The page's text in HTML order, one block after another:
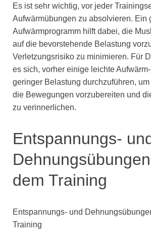
Es ist sehr wichtig, vor jeder
Aufwärmübungen zu absolvieren. Ein
Aufwärmprogramm hilft dabei, die
auf die bevorstehende Belastung
Verletzungsrisiko zu minimieren. Für
es sich, vorher einige leichte
geringer Belastung durchzuführen,
die Bewegungen vorzubereiten und
zu verinnerlichen.
Entspannungs-
dem Training
Entspannungs- und
Training